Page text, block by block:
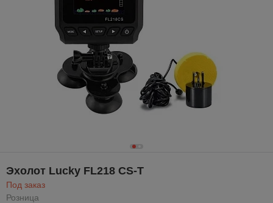
Эхолот Lucky FL218 CS-T
Под заказ
Розница